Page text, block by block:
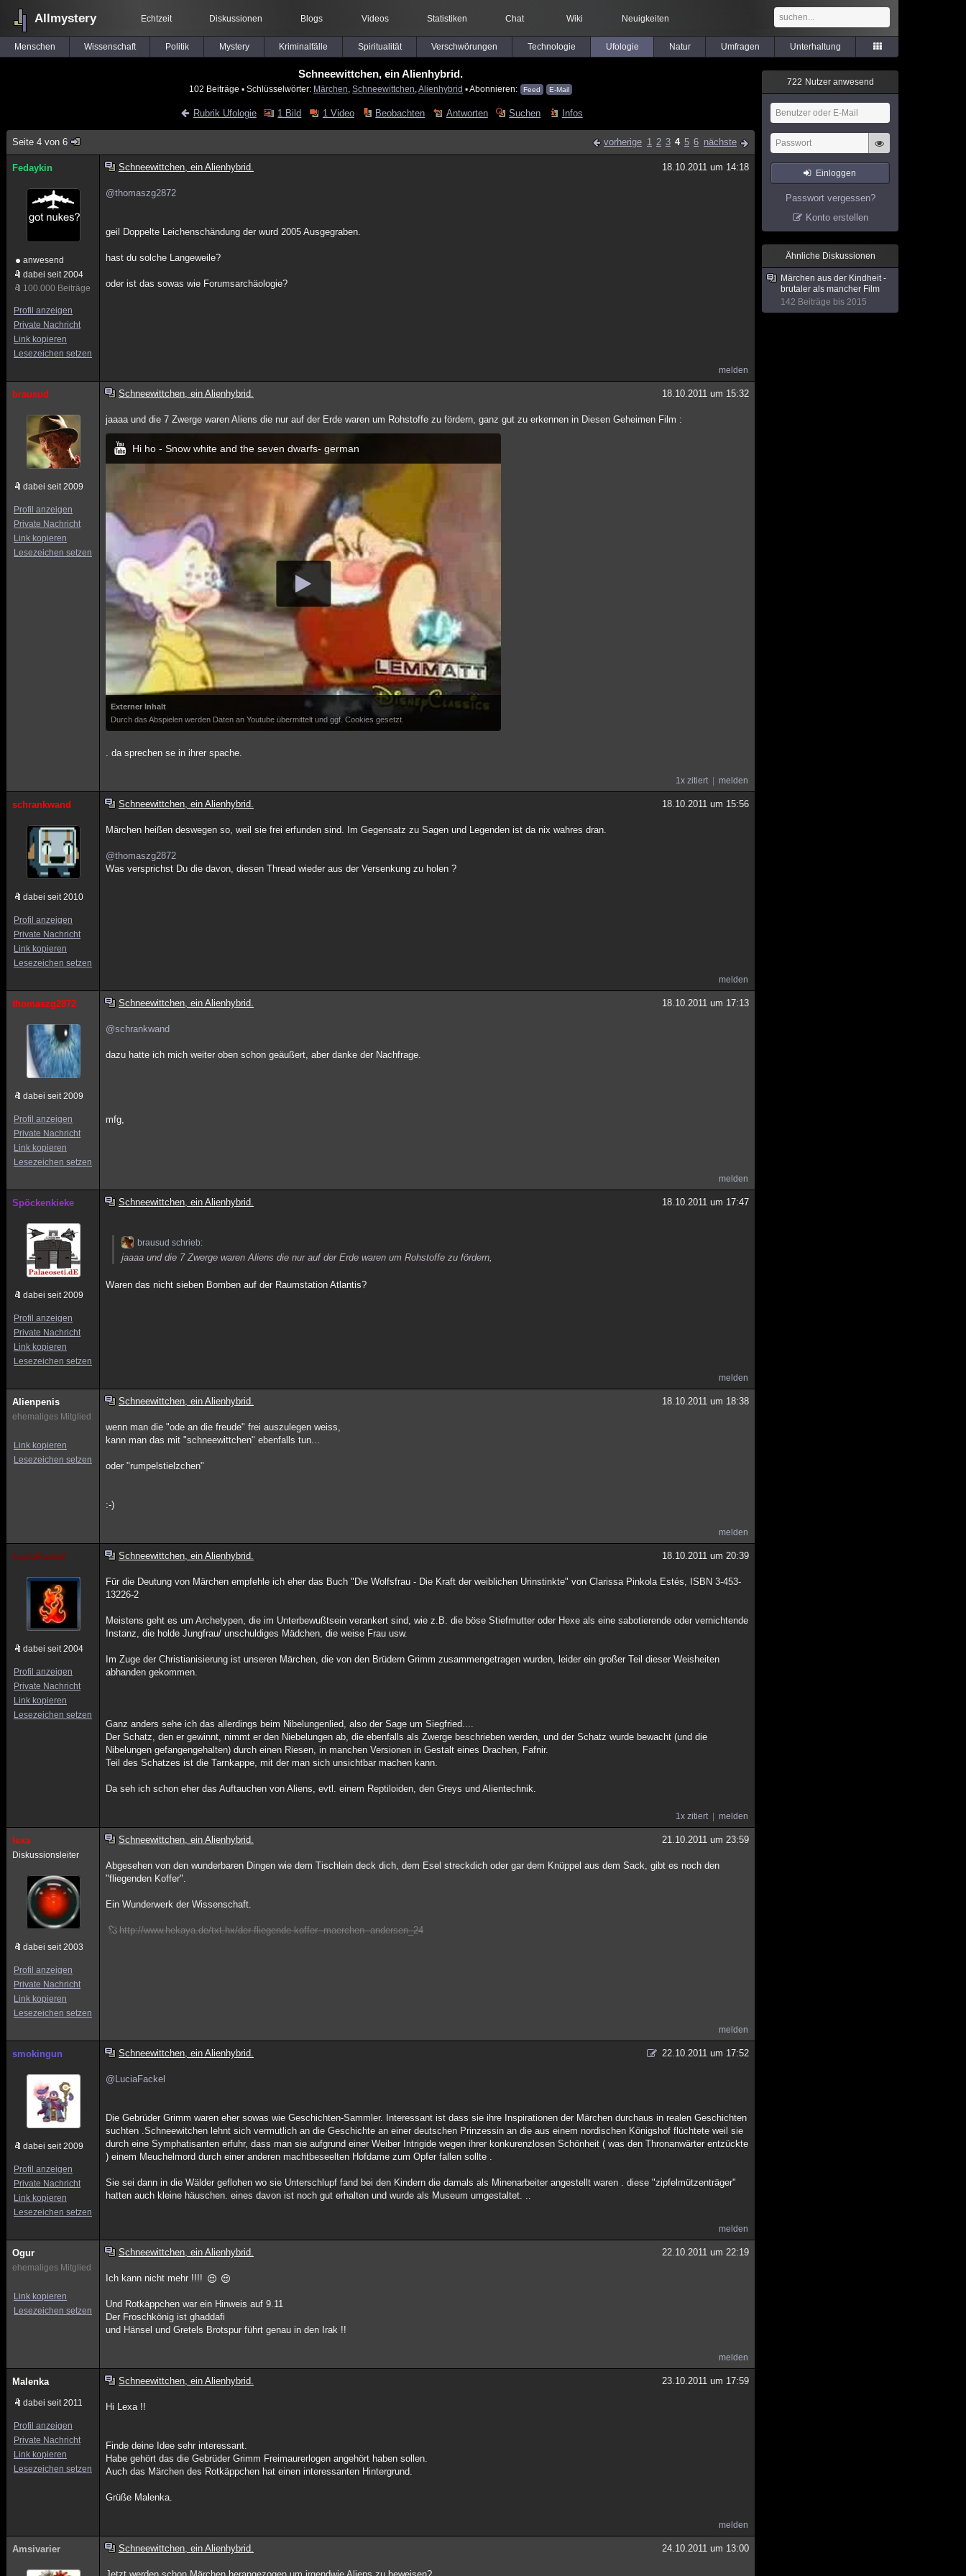
Allmystery Echtzeit Diskussionen Blogs Videos Statistiken Chat Wiki Neuigkeiten
Menschen Wissenschaft Politik Mystery Kriminalfälle Spiritualität Verschwörungen Technologie Ufologie Natur Umfragen Unterhaltung
Schneewittchen, ein Alienhybrid.
102 Beiträge ▪ Schlüsselwörter: Märchen Schneewittchen Alienhybrid ▪ Abonnieren: Feed E-Mail
Rubrik Ufologie 1 Bild 1 Video Beobachten Antworten Suchen Infos
Seite 4 von 6 vorherige 1 2 3 4 5 6 nächste
Fedaykin
anwesend
dabei seit 2004
100.000 Beiträge
Profil anzeigen
Private Nachricht
Link kopieren
Lesezeichen setzen
Schneewittchen, ein Alienhybrid. 18.10.2011 um 14:18
@thomaszg2872
geil Doppelte Leichenschändung der wurd 2005 Ausgegraben.
hast du solche Langeweile?
oder ist das sowas wie Forumsarchäologie?
melden
brausud
dabei seit 2009
Profil anzeigen
Private Nachricht
Link kopieren
Lesezeichen setzen
Schneewittchen, ein Alienhybrid. 18.10.2011 um 15:32
jaaaa und die 7 Zwerge waren Aliens die nur auf der Erde waren um Rohstoffe zu fördern, ganz gut zu erkennen in Diesen Geheimen Film :
Hi ho - Snow white and the seven dwarfs- german
Externer Inhalt
Durch das Abspielen werden Daten an Youtube übermittelt und ggf. Cookies gesetzt.
. da sprechen se in ihrer spache.
1x zitiert melden
schrankwand
dabei seit 2010
Profil anzeigen
Private Nachricht
Link kopieren
Lesezeichen setzen
Schneewittchen, ein Alienhybrid. 18.10.2011 um 15:56
Märchen heißen deswegen so, weil sie frei erfunden sind. Im Gegensatz zu Sagen und Legenden ist da nix wahres dran.
@thomaszg2872
Was versprichst Du die davon, diesen Thread wieder aus der Versenkung zu holen ?
melden
thomaszg2872
dabei seit 2009
Profil anzeigen
Private Nachricht
Link kopieren
Lesezeichen setzen
Schneewittchen, ein Alienhybrid. 18.10.2011 um 17:13
@schrankwand
dazu hatte ich mich weiter oben schon geäußert, aber danke der Nachfrage.
mfg,
melden
Spöckenkieke
dabei seit 2009
Profil anzeigen
Private Nachricht
Link kopieren
Lesezeichen setzen
Schneewittchen, ein Alienhybrid. 18.10.2011 um 17:47
brausud schrieb:
jaaaa und die 7 Zwerge waren Aliens die nur auf der Erde waren um Rohstoffe zu fördern,
Waren das nicht sieben Bomben auf der Raumstation Atlantis?
melden
Alienpenis
ehemaliges Mitglied
Link kopieren
Lesezeichen setzen
Schneewittchen, ein Alienhybrid. 18.10.2011 um 18:38
wenn man die "ode an die freude" frei auszulegen weiss,
kann man das mit "schneewittchen" ebenfalls tun...
oder "rumpelstielzchen"
:-)
melden
LuciaFackel
dabei seit 2004
Profil anzeigen
Private Nachricht
Link kopieren
Lesezeichen setzen
Schneewittchen, ein Alienhybrid. 18.10.2011 um 20:39
Für die Deutung von Märchen empfehle ich eher das Buch "Die Wolfsfrau - Die Kraft der weiblichen Urinstinkte" von Clarissa Pinkola Estés, ISBN 3-453-
13226-2
Meistens geht es um Archetypen, die im Unterbewußtsein verankert sind, wie z.B. die böse Stiefmutter oder Hexe als eine sabotierende oder vernichtende
Instanz, die holde Jungfrau/ unschuldiges Mädchen, die weise Frau usw.
Im Zuge der Christianisierung ist unseren Märchen, die von den Brüdern Grimm zusammengetragen wurden, leider ein großer Teil dieser Weisheiten
abhanden gekommen.
Ganz anders sehe ich das allerdings beim Nibelungenlied, also der Sage um Siegfried....
Der Schatz, den er gewinnt, nimmt er den Niebelungen ab, die ebenfalls als Zwerge beschrieben werden, und der Schatz wurde bewacht (und die
Nibelungen gefangengehalten) durch einen Riesen, in manchen Versionen in Gestalt eines Drachen, Fafnir.
Teil des Schatzes ist die Tarnkappe, mit der man sich unsichtbar machen kann.
Da seh ich schon eher das Auftauchen von Aliens, evtl. einem Reptiloiden, den Greys und Alientechnik.
1x zitiert melden
lexa
Diskussionsleiter
dabei seit 2003
Profil anzeigen
Private Nachricht
Link kopieren
Lesezeichen setzen
Schneewittchen, ein Alienhybrid. 21.10.2011 um 23:59
Abgesehen von den wunderbaren Dingen wie dem Tischlein deck dich, dem Esel streckdich oder gar dem Knüppel aus dem Sack, gibt es noch den
"fliegenden Koffer".
Ein Wunderwerk der Wissenschaft.
http://www.hekaya.de/txt.hx/der-fliegende-koffer--maerchen--andersen_24
melden
smokingun
dabei seit 2009
Profil anzeigen
Private Nachricht
Link kopieren
Lesezeichen setzen
Schneewittchen, ein Alienhybrid. 22.10.2011 um 17:52
@LuciaFackel
Die Gebrüder Grimm waren eher sowas wie Geschichten-Sammler. Interessant ist dass sie ihre Inspirationen der Märchen durchaus in realen Geschichten
suchten .Schneewitchen lehnt sich vermutlich an die Geschichte an einer deutschen Prinzessin an die aus einem nordischen Königshof flüchtete weil sie
durch eine Symphatisanten erfuhr, dass man sie aufgrund einer Weiber Intrigide wegen ihrer konkurenzlosen Schönheit ( was den Thronanwärter entzückte
) einem Meuchelmord durch einer anderen machtbeseelten Hofdame zum Opfer fallen sollte .
Sie sei dann in die Wälder geflohen wo sie Unterschlupf fand bei den Kindern die damals als Minenarbeiter angestellt waren . diese "zipfelmützenträger"
hatten auch kleine häuschen. eines davon ist noch gut erhalten und wurde als Museum umgestaltet. ..
melden
Ogur
ehemaliges Mitglied
Link kopieren
Lesezeichen setzen
Schneewittchen, ein Alienhybrid. 22.10.2011 um 22:19
Ich kann nicht mehr !!!!
Und Rotkäppchen war ein Hinweis auf 9.11
Der Froschkönig ist ghaddafi
und Hänsel und Gretels Brotspur führt genau in den Irak !!
melden
Malenka
dabei seit 2011
Profil anzeigen
Private Nachricht
Link kopieren
Lesezeichen setzen
Schneewittchen, ein Alienhybrid. 23.10.2011 um 17:59
Hi Lexa !!
Finde deine Idee sehr interessant.
Habe gehört das die Gebrüder Grimm Freimaurerlogen angehört haben sollen.
Auch das Märchen des Rotkäppchen hat einen interessanten Hintergrund.
Grüße Malenka.
melden
Amsivarier Schneewittchen, ein Alienhybrid. 24.10.2011 um 13:00
Jetzt werden schon Märchen herangezogen um irgendwie Aliens zu beweisen?
722 Nutzer anwesend
Einloggen
Passwort vergessen?
Konto erstellen
Ähnliche Diskussionen
Märchen aus der Kindheit -
brutaler als mancher Film
142 Beiträge bis 2015